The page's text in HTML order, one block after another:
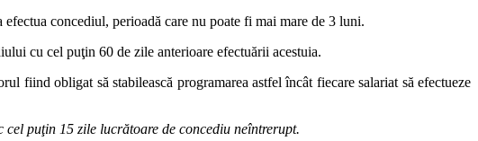
concediul, perioadă care nu poate fi mai mare de 3 luni.
cu cel puţin 60 de zile anterioare efectuării acestuia.
fiind obligat să stabilească programarea astfel încât fiecare salariat să efectueze
puţin 15 zile lucrătoare de concediu neîntrerupt.